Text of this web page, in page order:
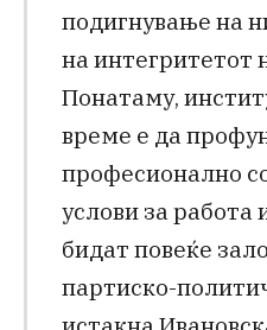
подигнување на
на интегритетот
Понатаму,
време е да
професионално
услови за работа
бидат повеќе
партиско-